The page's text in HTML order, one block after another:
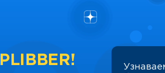
PLIBBER!